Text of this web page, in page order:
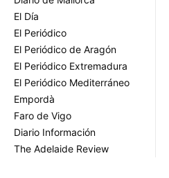
El Día
El Periódico
El Periódico de Aragón
El Periódico Extremadura
El Periódico Mediterráneo
Empordà
Faro de Vigo
Diario Información
The Adelaide Review